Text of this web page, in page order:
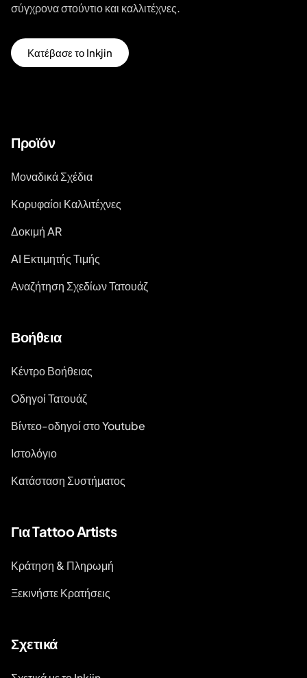
σύγχρονα στούντιο και καλλιτέχνες.
Κατέβασε το Inkjin
Προϊόν
Μοναδικά Σχέδια
Κορυφαίοι Καλλιτέχνες
Δοκιμή AR
AI Εκτιμητής Τιμής
Αναζήτηση Σχεδίων Τατουάζ
Βοήθεια
Κέντρο Βοήθειας
Οδηγοί Τατουάζ
Βίντεο-οδηγοί στο Youtube
Ιστολόγιο
Κατάσταση Συστήματος
Για Tattoo Artists
Κράτηση & Πληρωμή
Ξεκινήστε Κρατήσεις
Σχετικά